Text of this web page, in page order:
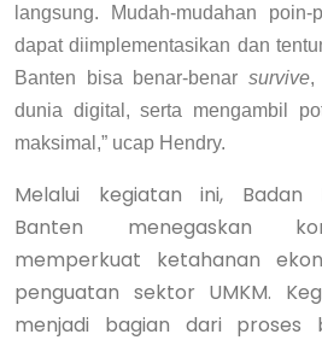
langsung. Mudah-mudahan
dapat diimplementasikan dan
Banten bisa benar-benar survive,
dunia digital, serta mengambil
maksimal,” ucap Hendry.
Melalui kegiatan ini, Badan
Banten menegaskan
memperkuat ketahanan
penguatan sektor UMKM.
menjadi bagian dari proses